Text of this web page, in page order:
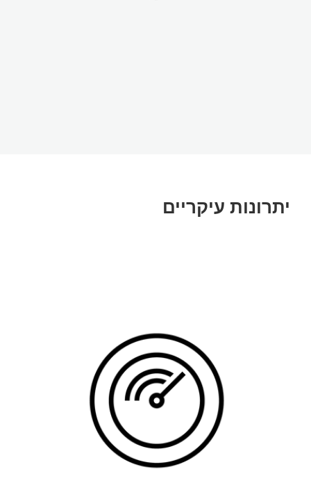
יתרונות עיקריים